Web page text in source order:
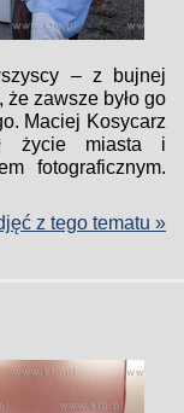
– z bujnej
zawsze było go
Maciej Kosycarz
życie miasta i
fotograficznym.
z tego tematu »